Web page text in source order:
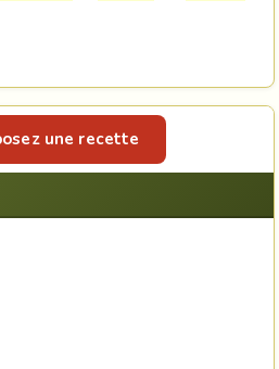
une recette